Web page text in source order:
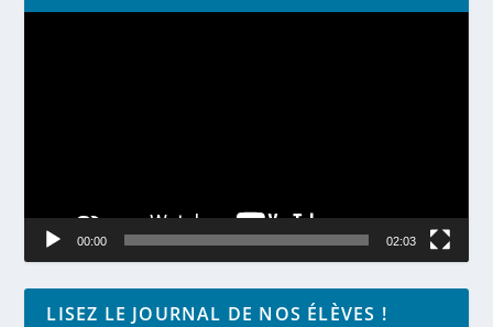
Lecteur
00:00 02:03
LISEZ LE JOURNAL DE NOS ÉLÈVES !